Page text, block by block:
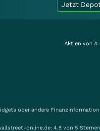
Jetzt
Aktien von A
oder andere
online.de: 4.8 von 5